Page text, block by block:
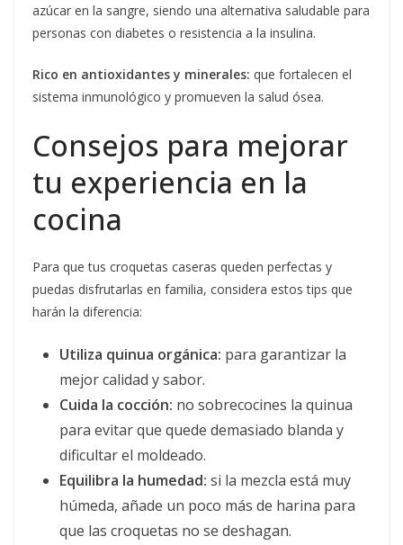
azúcar en la sangre, siendo una alternativa saludable para
personas con diabetes o resistencia a la insulina.
Rico en antioxidantes y minerales: que fortalecen el
sistema inmunológico y promueven la salud ósea.
Consejos para mejorar
tu experiencia en la
cocina
Para que tus croquetas caseras queden perfectas y
puedas disfrutarlas en familia, considera estos tips que
harán la diferencia:
Utiliza quinua orgánica: para garantizar la
mejor calidad y sabor.
Cuida la cocción: no sobrecocines la quinua
para evitar que quede demasiado blanda y
dificultar el moldeado.
Equilibra la humedad: si la mezcla está muy
húmeda, añade un poco más de harina para
que las croquetas no se deshagan.